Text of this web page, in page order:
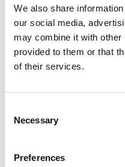
We also share
our social media,
may combine it with other
provided to them or that
of their services.
Selection
Necessary
Preferences
sobre el mito del
vídeos y audios crea
que, además de
espaciales
control.